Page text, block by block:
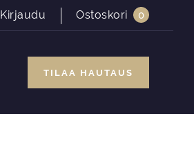
Kirjaudu Ostoskori 0
TILAA HAUTAUS